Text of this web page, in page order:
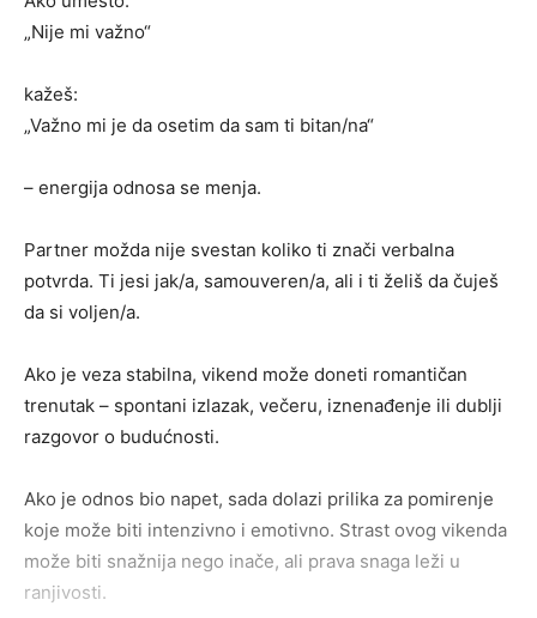
„Nije mi važno“
kažeš:
„Važno mi je da osetim da sam ti bitan/na“
– energija odnosa se menja.
Partner možda nije svestan koliko ti znači verbalna
potvrda. Ti jesi jak/a, samouveren/a, ali i ti želiš da čuješ
da si voljen/a.
Ako je veza stabilna, vikend može doneti romantičan
trenutak – spontani izlazak, večeru, iznenađenje ili dublji
razgovor o budućnosti.
Ako je odnos bio napet, sada dolazi prilika za pomirenje
koje može biti intenzivno i emotivno. Strast ovog vikenda
može biti snažnija nego inače, ali prava snaga leži u
ranjivosti.